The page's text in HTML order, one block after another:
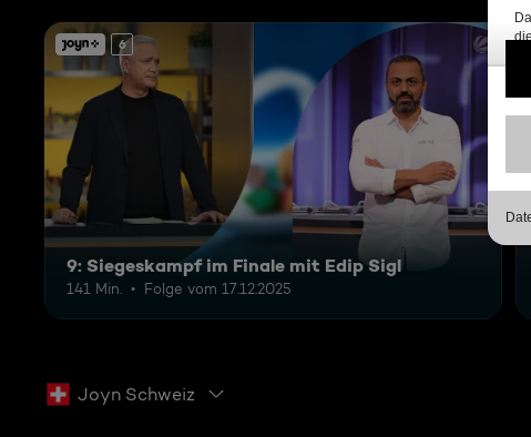
6
9: Siegeskampf im Finale mit Edip Sigl
141 Min. Folge vom 17.12.2025
Joyn Schweiz